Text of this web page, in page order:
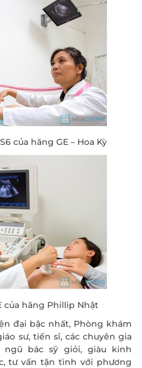
của hãng GE – Hoa Kỳ
của hãng Phillip Nhật
đại bậc nhất, Phòng khám
sư, tiến sĩ, các chuyên gia
bác sỹ giỏi, giàu kinh
tư vấn tận tình với phương